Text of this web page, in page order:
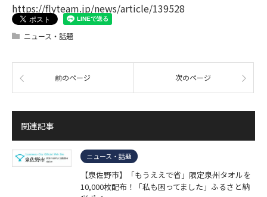
https://flyteam.jp/news/article/139528
ニュース・話題
前のページ 次のページ
関連記事
ニュース・話題
【泉佐野市】「もうええで省」限定泉州タオルを
10,000枚配布！「私も困ってました」ふるさと納